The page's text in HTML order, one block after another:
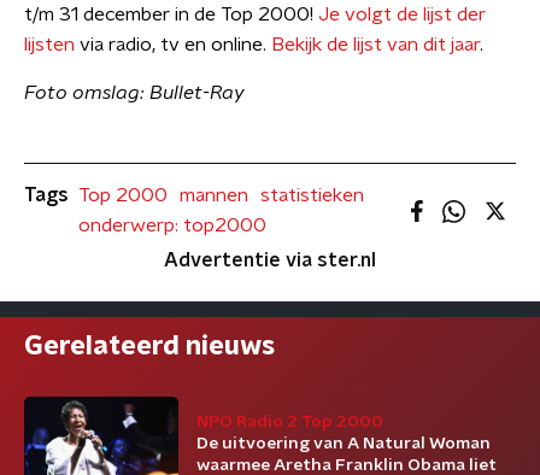
t/m 31 december in de Top 2000! Je volgt de lijst der
lijsten via radio, tv en online. Bekijk de lijst van dit jaar.
Foto omslag: Bullet-Ray
Tags Top 2000 mannen
statistieken
onderwerp: top2000
Advertentie via ster.nl
Gerelateerd nieuws
NPO Radio 2 Top 2000
De uitvoering van A Natural Woman
waarmee Aretha Franklin Obama liet